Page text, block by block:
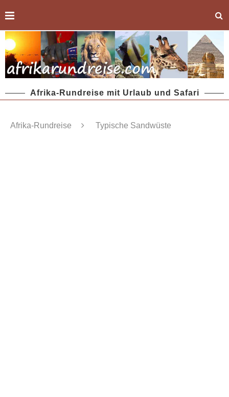
Afrika-Rundreise mit Urlaub und Safari
Afrika-Rundreise Typische Sandwüste